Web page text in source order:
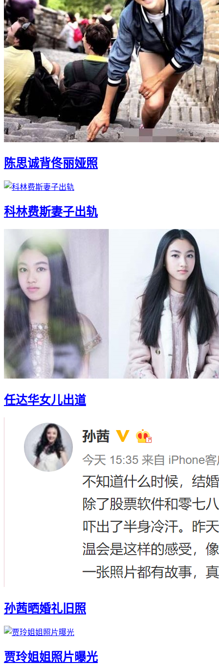
陈思诚背佟丽娅照
科林费斯妻子出轨
任达华女儿出道
孙茜晒婚礼旧照
贾玲姐姐照片曝光